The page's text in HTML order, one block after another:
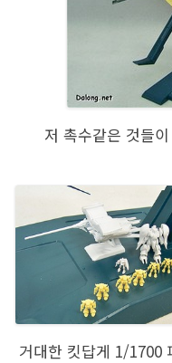
저 촉수같은 것들
거대한 킷답게 1/1700